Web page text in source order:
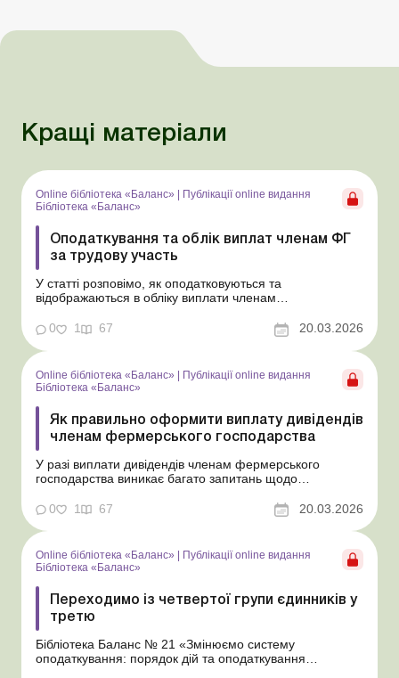
Кращі матеріали
Online бібліотека «Баланс»
Публікації online видання
Бібліотека «Баланс»
Оподаткування та облік виплат членам ФГ
за трудову участь
У статті розповімо, як оподатковуються та
відображаються в обліку виплати членам
не є зарплатою та не вважаються дивідендами.
Бібліотека Баланс № 5 «Дивіденди: інструкція з
оформлення, обліку та оподаткування» На відміну від
осіб, з...
0 1 67 20.03.2026
Online бібліотека «Баланс» | Публікації online видання
Бібліотека «Баланс»
Як правильно оформити виплату дивідендів
членам фермерського господарства
У разі виплати дивідендів членам фермерського
господарства виникає багато запитань щодо
оформлення. Відповіді на основні з них надамо в цій
статті. Бібліотека Баланс № 5 «Дивіденди: інструкція з
оформлення, обліку та оподаткування» Поряд...
0 1 67 20.03.2026
Online бібліотека «Баланс» | Публікації online видання
Бібліотека «Баланс»
Переходимо із четвертої групи єдинників у
третю
Бібліотека Баланс № 21 «Змінюємо систему
оподаткування: порядок дій та оподаткування